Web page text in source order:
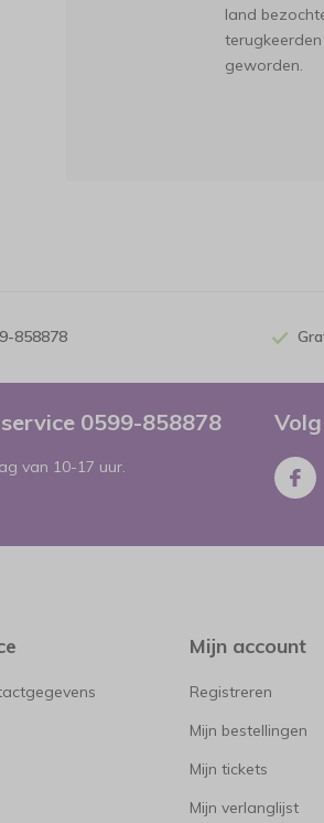
land
geworden.
858878
0599-858878
van 10-17 uur.
Mijn account
Registreren
Mijn bestellingen
Mijn tickets
Mijn verlanglijst